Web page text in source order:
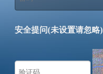
安全提问(未设置请忽略)